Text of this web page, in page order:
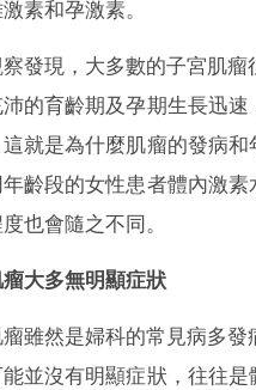
素和孕激素。
發現，大多數的子宮肌瘤
的育齡期及孕期生長迅速
就是為什麼肌瘤的發病和
齡段的女性患者體內激
也會隨之不同。
大多無明顯症狀
雖然是婦科的常見病多發
並沒有明顯症狀，往往